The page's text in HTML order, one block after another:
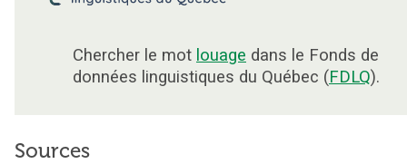
Chercher le mot louage dans le Fonds de
données linguistiques du Québec (FDLQ).
Sources